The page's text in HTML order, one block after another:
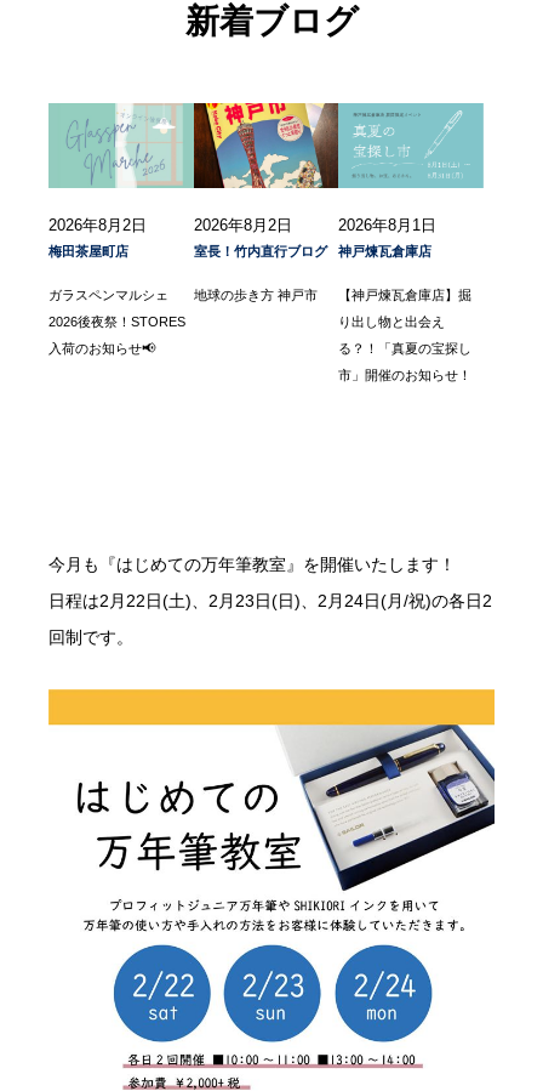
新着ブログ
2026年8月2日
梅田茶屋町店
ガラスペンマルシェ
2026後夜祭！STORES
入荷のお知らせ📢
2026年8月2日
室長！竹内直行ブログ
地球の歩き方 神戸市
2026年8月1日
神戸煉瓦倉庫店
【神戸煉瓦倉庫店】掘
り出し物と出会え
る？！「真夏の宝探し
市」開催のお知らせ！
今月も『はじめての万年筆教室』を開催いたします！
日程は2月22日(土)、2月23日(日)、2月24日(月/祝)の各日2
回制です。